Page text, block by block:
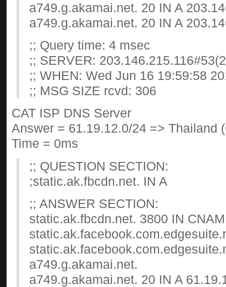
a749.g.akamai.net. 20 IN A
a749.g.akamai.net. 20 IN A
;; Query time: 4 msec
;; SERVER:
;; WHEN: Wed Jun 16 19:59:58
;; MSG SIZE rcvd: 306
CAT ISP DNS Server
Answer = 61.19.12.0/24 => Thailand
Time = 0ms
;; QUESTION SECTION:
;static.ak.fbcdn.net. IN A
;; ANSWER SECTION:
static.ak.fbcdn.net. 3800 IN
a749.g.akamai.net.
a749.g.akamai.net. 20 IN A